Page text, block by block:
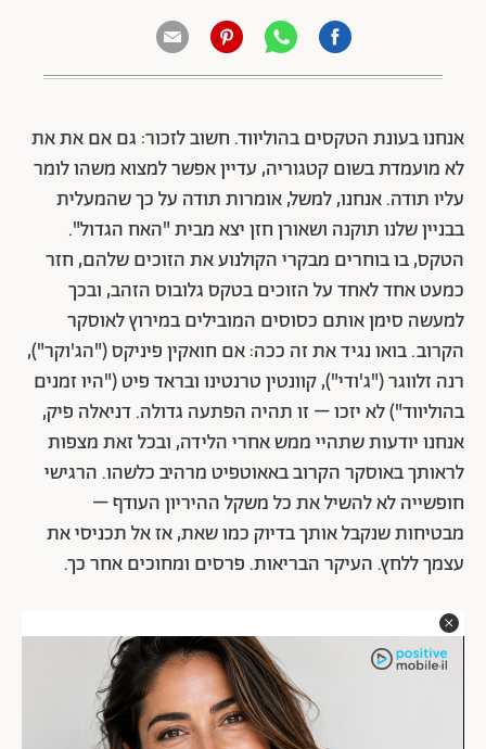
אנחנו בעונת הטקסים בהוליווד. חשוב לזכור: גם אם את את
לא מועמדת בשום קטגוריה, עדיין אפשר למצוא משהו לומר
עליו תודה. אנחנו, למשל, אומרות תודה על כך שהמעלית
בבניין שלנו תוקנה ושאורן חזן יצא מבית "האח הגדול".
הטקס, בו בוחרים מבקרי הקולנוע את הזוכים שלהם, חזר
כמעט אחד לאחד על הזוכים בטקס גלובוס הזהב, ובכך
למעשה סימן אותם כסוסים המובילים במירוץ לאוסקר
הקרוב. בואו נגיד את זה ככה: אם חואקין פיניקס ("הג'וקר"),
רנה זלווגר ("ג'ודי"), קוונטין טרנטינו ובראד פיט ("היו זמנים
בהוליווד") לא יזכו – זו תהיה הפתעה גדולה. דניאלה פיק,
אנחנו יודעות שתהיי ממש אחרי הלידה, ובכל זאת מצפות
לראותך באוסקר הקרוב באאוטפיט מרהיב כלשהו. הרגישי
חופשייה לא להשיל את כל משקל ההיריון העודף –
מבטיחות שנקבל אותך בדיוק כמו שאת, אז אל תכניסי את
עצמך ללחץ. העיקר הבריאות. פרסים ומחוכים אחר כך.